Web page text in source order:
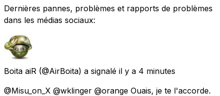
Dernières pannes, problèmes et rapports de problèmes
dans les médias sociaux:
Boita aiR (@AirBoita) a signalé il y a 4 minutes
@Misu_on_X @wklinger @orange Ouais, je te l'accorde.